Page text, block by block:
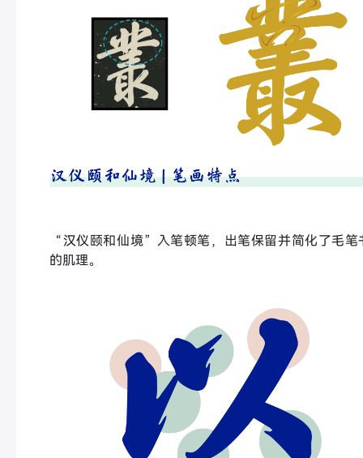
“汉仪颐和仙境”入笔顿笔，出笔保留并简化了毛笔
的肌理。